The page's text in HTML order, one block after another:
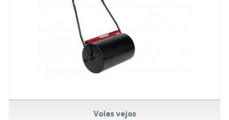
Volas vejos